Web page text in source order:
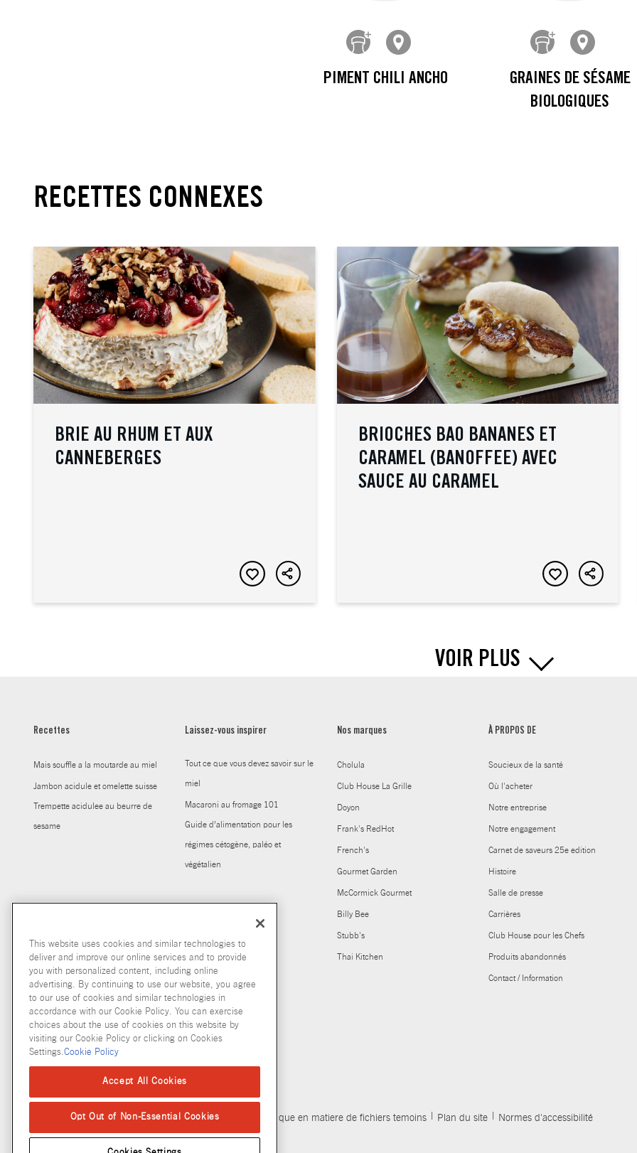
PIMENT CHILI ANCHO
GRAINES DE SÉSAME
BIOLOGIQUES
RECETTES CONNEXES
BRIE AU RHUM ET AUX
CANNEBERGES
BRIOCHES BAO BANANES ET
CARAMEL (BANOFFEE) AVEC
SAUCE AU CARAMEL
VOIR PLUS
Recettes
Mais souffle a la moutarde au miel
Jambon acidule et omelette suisse
Trempette acidulee au beurre de
sesame
Laissez-vous inspirer
Tout ce que vous devez savoir sur le
miel
Macaroni au fromage 101
Guide d’alimentation pour les
régimes cétogène, paléo et
végétalien
Nos marques
Cholula
Club House La Grille
Doyon
Frank's RedHot
French's
Gourmet Garden
McCormick Gourmet
Billy Bee
Stubb's
Thai Kitchen
À PROPOS DE
Soucieux de la santé
Où l'acheter
Notre entreprise
Notre engagement
Carnet de saveurs 25e edition
Histoire
Salle de presse
Carrières
Club House pour les Chefs
Produits abandonnés
Contact / Information
© McCormick & Company, Inc. 2026
Politique de confidentialité Modalités d’utilisation Politique en matiere de fichiers temoins Plan du site Normes d'accessibilité
This website uses cookies and similar technologies to
deliver and improve our online services and to provide
you with personalized content, including online
advertising. By continuing to use our website, you agree
to our use of cookies and similar technologies in
accordance with our Cookie Policy. You can exercise
choices about the use of cookies on this website by
visiting our Cookie Policy or clicking on Cookies
Settings.Cookie Policy
Accept All Cookies
Opt Out of Non-Essential Cookies